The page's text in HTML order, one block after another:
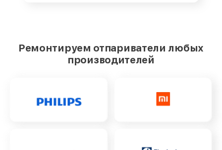
Ремонтируем отпариватели любых
производителей